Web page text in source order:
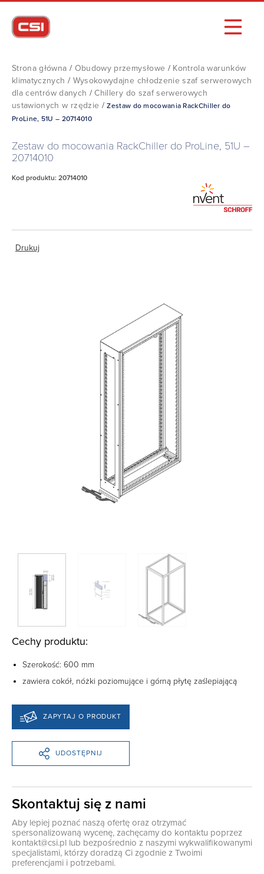
Strona główna / Obudowy przemysłowe / Kontrola warunków
klimatycznych / Wysokowydajne chłodzenie szaf serwerowych
dla centrów danych /Chillery do szaf serwerowych
ustawionych w rzędzie /Zestaw do mocowania RackChiller do
ProLine, 51U – 20714010
Zestaw do mocowania RackChiller do ProLine, 51U –
20714010
Kod produktu: 20714010
Drukuj
Cechy produktu:
Szerokość: 600 mm
zawiera cokół, nóżki poziomujące i górną płytę zaślepiającą
ZAPYTAJ O PRODUKT
UDOSTĘPNIJ
Skontaktuj się z nami
Aby lepiej poznać naszą ofertę oraz otrzymać
spersonalizowaną wycenę, zachęcamy do kontaktu poprzez
kontakt@csi.pl lub bezpośrednio z naszymi wykwalifikowanymi
specjalistami, którzy doradzą Ci zgodnie z Twoimi
preferencjami i potrzebami.